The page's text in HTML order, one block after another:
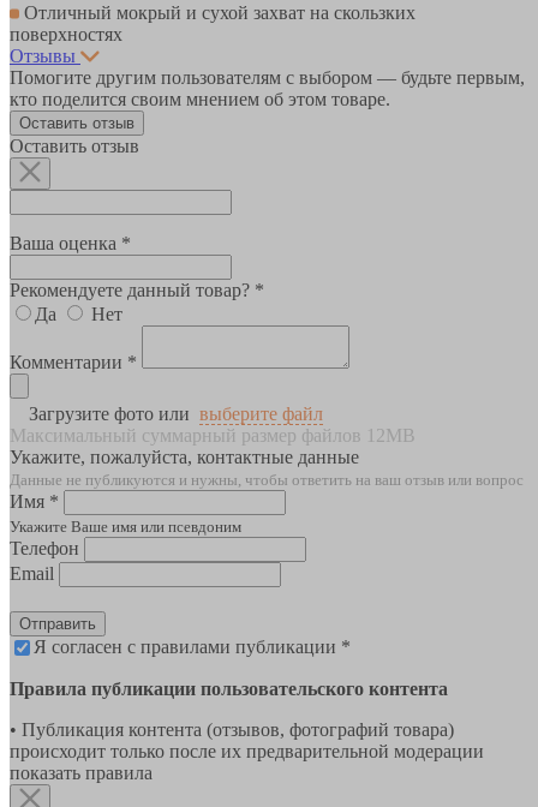
Отличный мокрый и сухой захват на скользких
поверхностях
Отзывы
Помогите другим пользователям с выбором — будьте первым,
кто поделится своим мнением об этом товаре.
Оставить отзыв
Оставить отзыв
Ваша оценка *
Рекомендуете данный товар? *
Да
Нет
Комментарии *
Загрузите фото или выберите файл
Максимальный суммарный размер файлов 12MB
Укажите, пожалуйста, контактные данные
Данные не публикуются и нужны, чтобы ответить на ваш отзыв или вопрос
Имя *
Укажите Ваше имя или псевдоним
Телефон
Email
Отправить
Я согласен с правилами публикации *
Правила публикации пользовательского контента
• Публикация контента (отзывов, фотографий товара)
происходит только после их предварительной модерации
показать правила